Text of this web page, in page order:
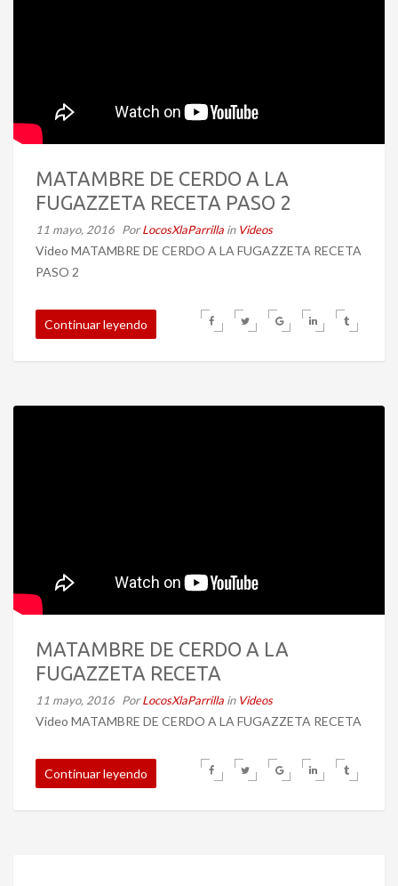
MATAMBRE DE CERDO A LA
FUGAZZETA RECETA PASO 2
11 mayo, 2016 PorLocosXlaParrilla in Videos
Video MATAMBRE DE CERDO A LA FUGAZZETA RECETA
PASO 2
Continuar leyendo
MATAMBRE DE CERDO A LA
FUGAZZETA RECETA
11 mayo, 2016 PorLocosXlaParrilla in Videos
Video MATAMBRE DE CERDO A LA FUGAZZETA RECETA
Continuar leyendo